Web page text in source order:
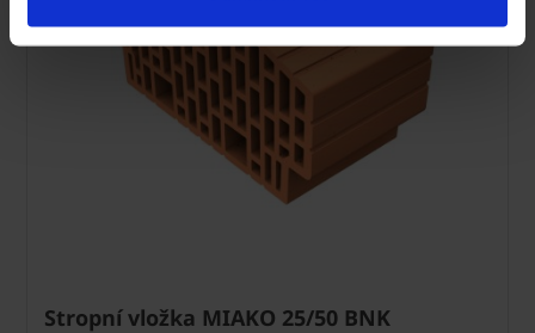
Stropní vložka MIAKO 25/50 BNK